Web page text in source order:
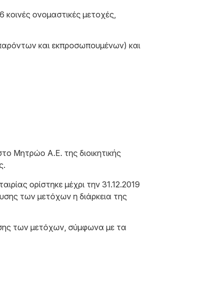
ονομαστικές μετοχές,
και εκπροσωπουμένων) και
Μητρώο Α.Ε. της διοικητικής
ορίστηκε μέχρι την 31.12.2019
των μετόχων η διάρκεια της
των μετόχων, σύμφωνα με τα